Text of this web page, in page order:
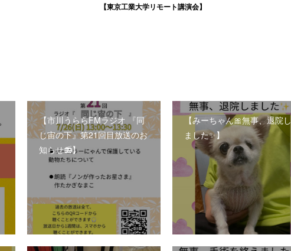
【東京工業大学リモート講演会】
【市川うららFMラジオ 『同
じ宙の下』第21回目放送のお
知らせ📻】
【みーちゃん🎀無事、退院し
ました✨】